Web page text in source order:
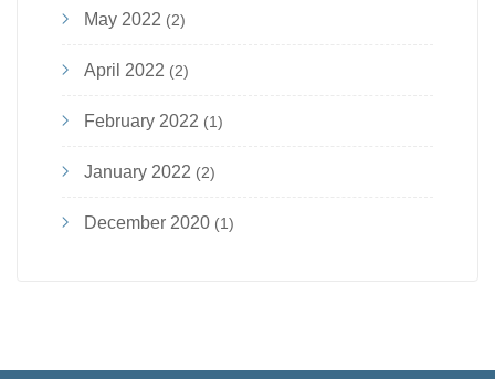
May 2022 (2)
April 2022 (2)
February 2022 (1)
January 2022 (2)
December 2020 (1)